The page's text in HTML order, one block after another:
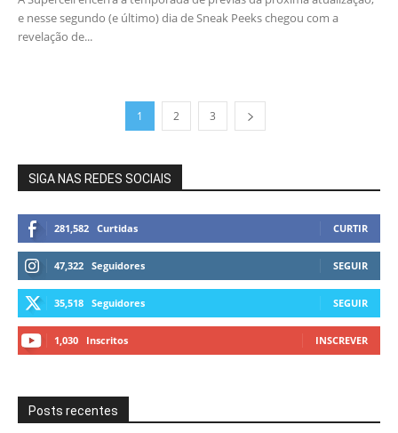
e nesse segundo (e último) dia de Sneak Peeks chegou com a
revelação de...
1 2 3
SIGA NAS REDES SOCIAIS
281,582 Curtidas CURTIR
47,322 Seguidores SEGUIR
35,518 Seguidores SEGUIR
1,030 Inscritos INSCREVER
Posts recentes